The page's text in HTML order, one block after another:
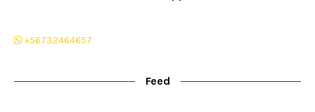
+56732464657
Feed